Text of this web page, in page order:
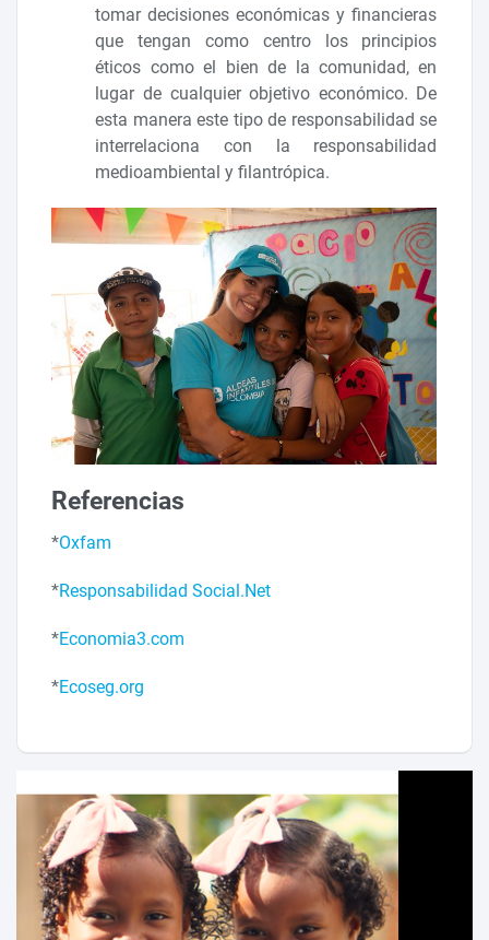
tomar decisiones económicas y financieras
que tengan como centro los principios
éticos como el bien de la comunidad, en
lugar de cualquier objetivo económico. De
esta manera este tipo de responsabilidad se
interrelaciona con la responsabilidad
medioambiental y filantrópica.
Referencias
*Oxfam
*Responsabilidad Social.Net
*Economia3.com
*Ecoseg.org